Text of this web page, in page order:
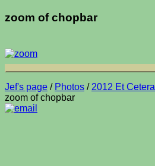
zoom of chopbar
Jef's page / Photos / 2012 Et Cetera
zoom of chopbar